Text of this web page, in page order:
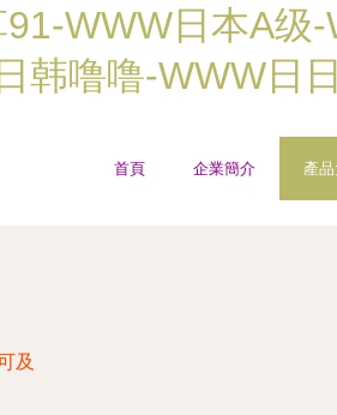
WWW日本A级
韩噜噜-WWW日
首頁 企業簡介 產
及